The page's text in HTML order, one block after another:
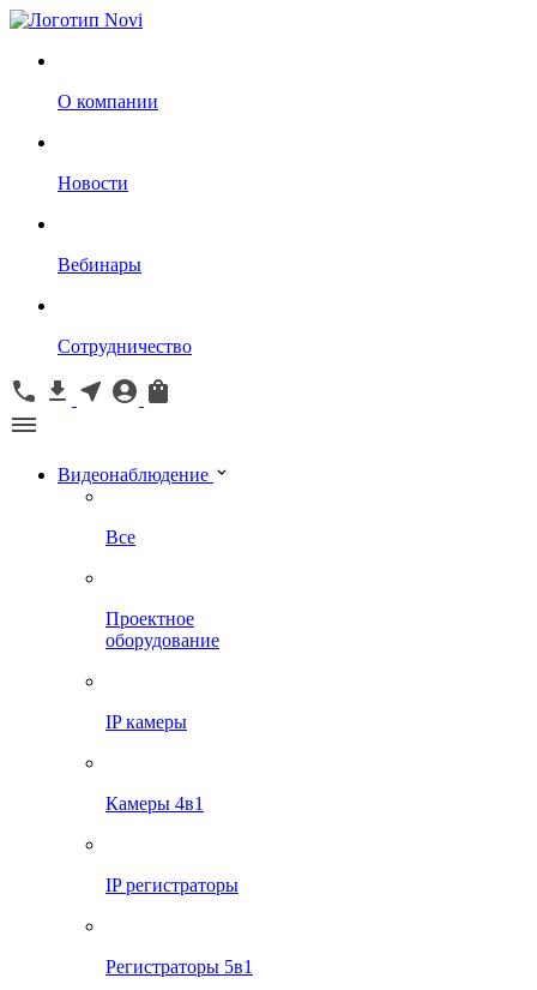
О компании
Новости
Вебинары
Сотрудничество
Видеонаблюдение
Все
Проектное
оборудование
IP камеры
Камеры 4в1
IP регистраторы
Регистраторы 5в1